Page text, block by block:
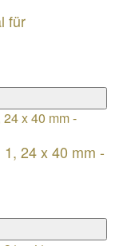
für
24 x 40 mm -